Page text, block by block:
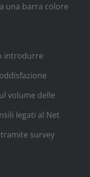
una barra colore
introdurre
volume delle
legati al Net
survey